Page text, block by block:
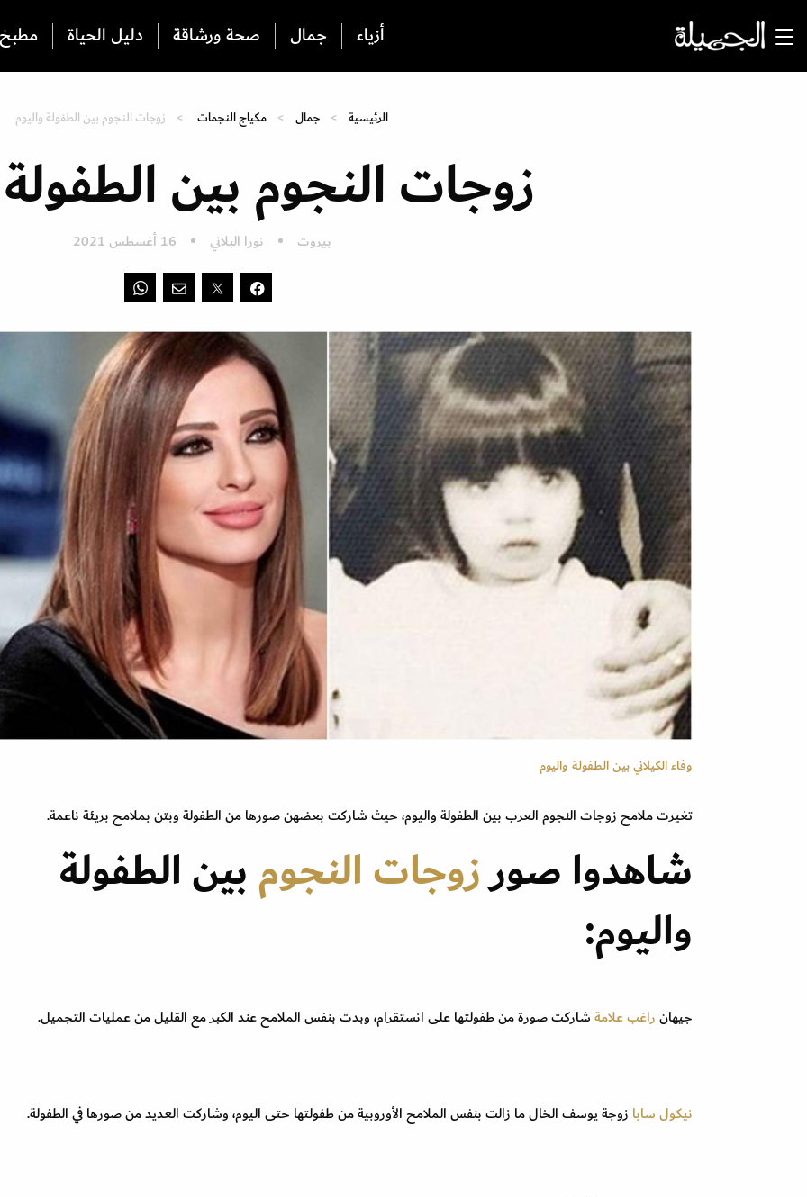
أزياء جمال صحة ورشاقة دليل الحياة
الرئيسية جمال مكياج النجمات زوجات النجوم بين الطفولة واليوم
زوجات النجوم بين
بيروت نورا البلاني 16 أغسطس 2021
وفاء الكيلاني بين الطفولة واليوم
تغيرت ملامح زوجات النجوم العرب بين الطفولة واليوم، حيث شاركت بعضهن صورها من الطفولة وبتن بملامح بريئة ناعمة.
شاهدوا صورزوجات النجومبين الطفولة
واليوم:
جيهانراغب علامةشاركت صورة من طفولتها على انستقرام، وبدت بنفس الملامح عند الكبر مع القليل من عمليات التجميل.
نيكول سابا زوجة يوسف الخال ما زالت بنفس الملامح الأوروبية من طفولتها حتى اليوم، وشاركت العديد من صورها في الطفولة.